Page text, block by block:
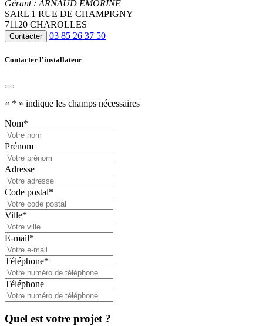
Gérant : ARNAUD EMORINE
SARL 1 RUE DE CHAMPIGNY
71120 CHAROLLES
Contacter 03 85 26 37 50
Contacter l'installateur
« * » indique les champs nécessaires
Nom*
Prénom
Adresse
Code postal*
Ville*
E-mail*
Téléphone*
Téléphone
Quel est votre projet ?